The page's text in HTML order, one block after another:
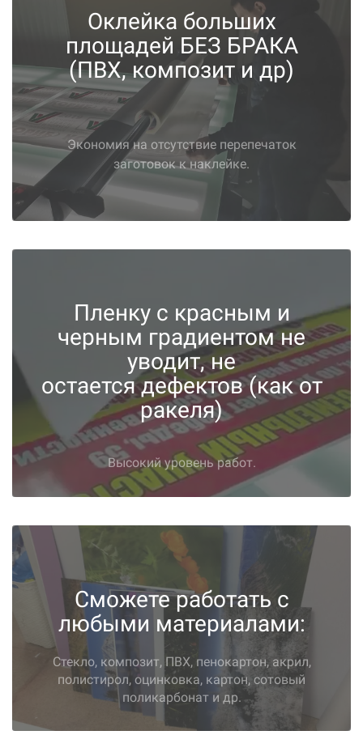
Оклейка больших
площадей БЕЗ БРАКА
(ПВХ, композит и др)
Экономия на отсутствие перепечаток
заготовок к наклейке.
Пленку с красным и
черным градиентом не
уводит, не
остаетсядефектов(как от
ракеля)
Высокий уровень работ.
Сможете работать с
любыми материалами:
Стекло, композит, ПВХ, пенокартон, акрил,
полистирол, оцинковка, картон, сотовый
поликарбонат и др.